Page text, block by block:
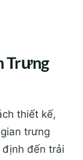
Trưng
thiết kế,
trưng
đến trải